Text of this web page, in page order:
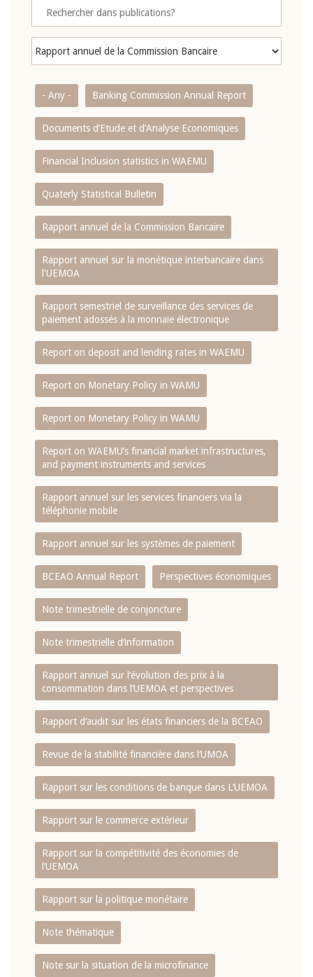
- Any - Banking Commission Annual Report
Documents d’Etude et d’Analyse Economiques
Financial Inclusion statistics in WAEMU
Quaterly Statistical Bulletin
Rapport annuel de la Commission Bancaire
Rapport annuel sur la monétique interbancaire dans
l'UEMOA
Rapport semestriel de surveillance des services de
paiement adossés à la monnaie électronique
Report on deposit and lending rates in WAEMU
Report on Monetary Policy in WAMU
Report on Monetary Policy in WAMU
Report on WAEMU’s financial market infrastructures,
and payment instruments and services
Rapport annuel sur les services financiers via la
téléphonie mobile
Rapport annuel sur les systèmes de paiement
BCEAO Annual Report Perspectives économiques
Note trimestrielle de conjoncture
Note trimestrielle d‘information
Rapport annuel sur l‘évolution des prix à la
consommation dans l‘UEMOA et perspectives
Rapport d‘audit sur les états financiers de la BCEAO
Revue de la stabilité financière dans l‘UMOA
Rapport sur les conditions de banque dans L‘UEMOA
Rapport sur le commerce extérieur
Rapport sur la compétitivité des économies de
l‘UEMOA
Rapport sur la politique monétaire
Note thématique
Note sur la situation de la microfinance